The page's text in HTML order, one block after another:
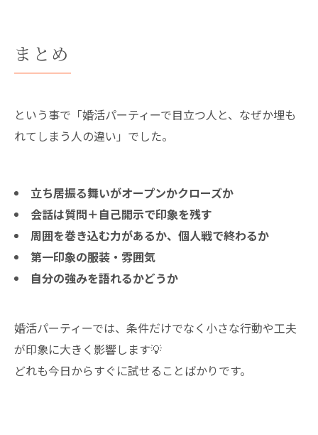
まとめ
という事で「婚活パーティーで目立つ人と、なぜか埋も
れてしまう人の違い」でした。
立ち居振る舞いがオープンかクローズか
会話は質問＋自己開示で印象を残す
周囲を巻き込む力があるか、個人戦で終わるか
第一印象の服装・雰囲気
自分の強みを語れるかどうか
婚活パーティーでは、条件だけでなく小さな行動や工夫
が印象に大きく影響します💡
どれも今日からすぐに試せることばかりです。